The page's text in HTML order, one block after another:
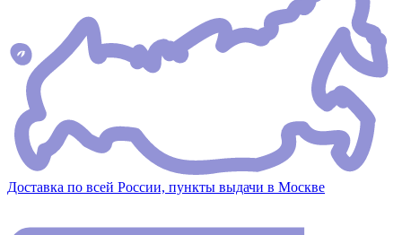
Доставка по всей России, пункты выдачи в Москве